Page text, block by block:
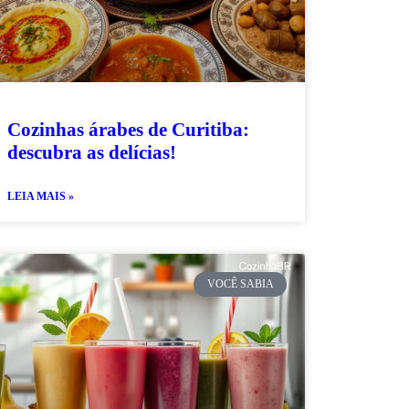
Cozinhas árabes de Curitiba:
descubra as delícias!
LEIA MAIS »
VOCÊ SABIA